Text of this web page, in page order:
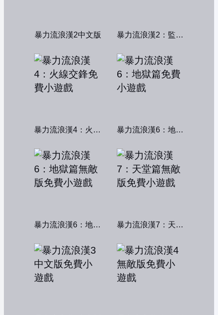
暴力流浪漢2中文版 暴力流浪漢2：監獄風雲
暴力流浪漢4：火線交鋒 暴力流浪漢6：地獄篇
暴力流浪漢6：地獄篇無敵版 暴力流浪漢7：天堂篇無敵版